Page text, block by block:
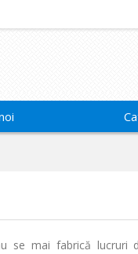
se mai fabrică lucruri